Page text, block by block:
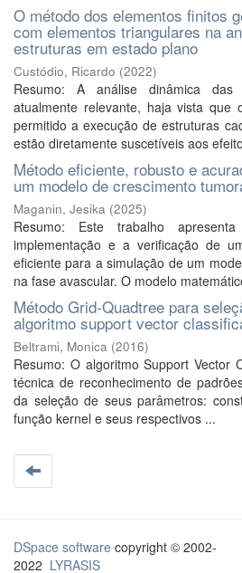
O método dos elementos finitos
com elementos triangulares na
estruturas em estado plano
Custódio, Ricardo (2022)
Resumo: A análise dinâmica
atualmente relevante, haja vista que
permitido a execução de estruturas
estão diretamente suscetíveis aos
Método eficiente, robusto e
um modelo de crescimento
Maganin, Jesika (2025)
Resumo: Este trabalho
implementação e a verificação de
eficiente para a simulação de um
na fase avascular. O modelo
Método Grid-Quadtree para
algoritmo support vector
Beltrami, Monica (2016)
Resumo: O algoritmo Support Vector
técnica de reconhecimento de
da seleção de seus parâmetros:
função kernel e seus respectivos ...
DSpace software copyright © 2002-
2022 LYRASIS